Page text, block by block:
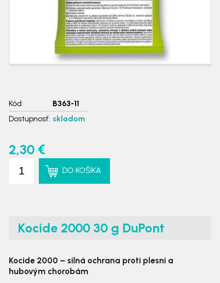
Kód:
B363-11
Dostupnosť: skladom
2,30 €
DO KOŠÍKA
Kocide 2000 30 g DuPont
Kocide 2000 – silná ochrana proti plesni a
hubovým chorobám